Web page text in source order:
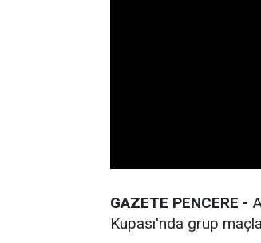
GAZETE PENCERE -
Kupası'nda grup